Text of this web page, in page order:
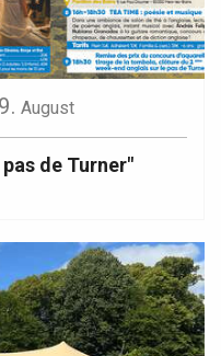
9. August
de Turner"